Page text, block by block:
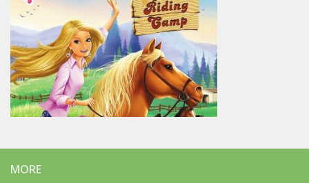
MORE